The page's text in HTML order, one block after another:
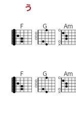
う
F G Am
F G Am